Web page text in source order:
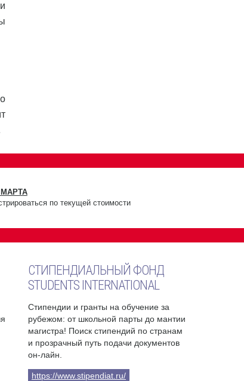
по текущей стоимости
СТИПЕНДИАЛЬНЫЙ ФОНД
STUDENTS INTERNATIONAL
Стипендии и гранты на обучение за
рубежом: от школьной парты до мантии
магистра! Поиск стипендий по странам
и прозрачный путь подачи документов
он-лайн.
https://www.stipendiat.ru/